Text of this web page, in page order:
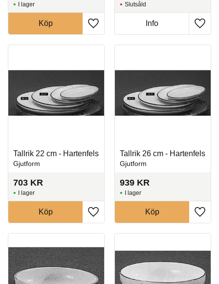
Lägg till i favoriter
I lager
Köp
Lägg
Slutsåld
Info
Tallrik 22 cm - Hartenfels
Gjutform
703 KR
Lägg till i favoriter
I lager
Köp
Tallrik 26 cm - Hartenfels
Gjutform
939 KR
Lägg
I lager
Köp